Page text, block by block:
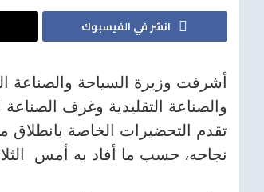
انشر في الفيسبوك
أشرفت وزيرة السياحة والصناعة
والصناعة التقليدية وغرف
نجاحه، حسب ما أفاد به أمس